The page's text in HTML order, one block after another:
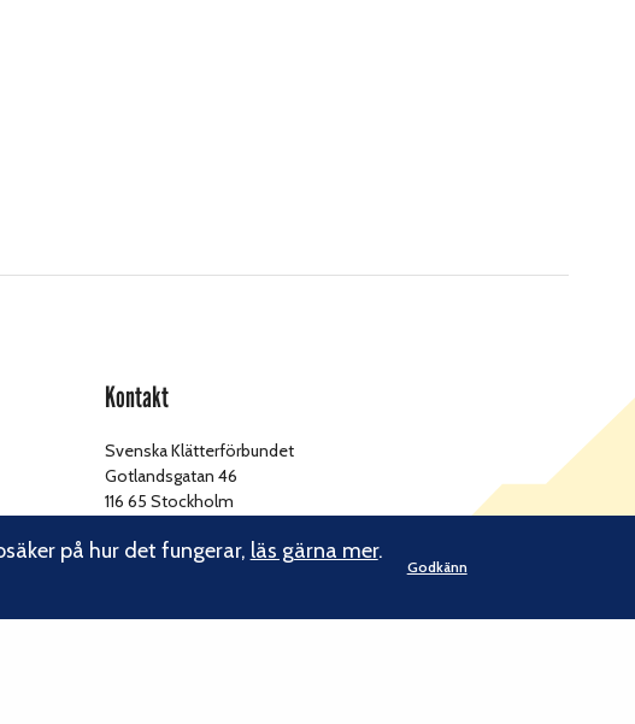
Kontakt
Svenska Klätterförbundet
Gotlandsgatan 46
116 65 Stockholm
E-post: kansliet@klatterforbundet.rf.se
på hur det fungerar, läs gärna mer.
Godkänn